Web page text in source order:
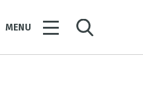
MENU